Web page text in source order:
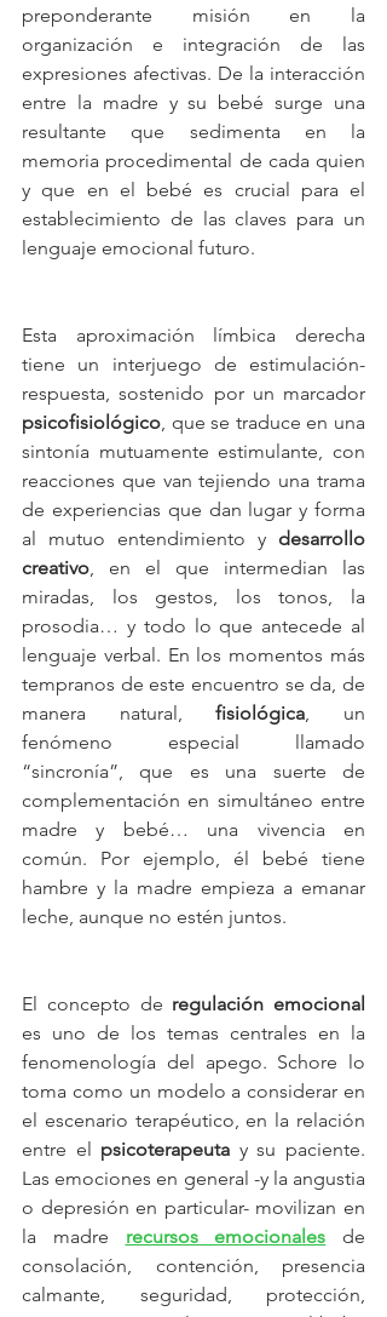
preponderante misión en la
organización e integración de las
expresiones afectivas. De la interacción
entre la madre y su bebé surge una
resultante que sedimenta en la
memoria procedimental de cada quien
y que en el bebé es crucial para el
establecimiento de las claves para un
lenguaje emocional futuro.
Esta aproximación límbica derecha
tiene un interjuego de estimulación-
psicofisiológico, que se traduce en una
sintonía mutuamente estimulante, con
reacciones que van tejiendo una trama
de experiencias que dan lugar y forma
al mutuo entendimiento y desarrollo
creativo, en el que intermedian las
miradas, los gestos, los tonos, la
prosodia… y todo lo que antecede al
lenguaje verbal. En los momentos más
tempranos de este encuentro se da, de
manera natural, fisiológica, un
fenómeno especial llamado
“sincronía”, que es una suerte de
complementación en simultáneo entre
madre y bebé… una vivencia en
común. Por ejemplo, él bebé tiene
hambre y la madre empieza a emanar
leche, aunque no estén juntos.
El concepto de regulación emocional
es uno de los temas centrales en la
fenomenología del apego. Schore lo
toma como un modelo a considerar en
el escenario terapéutico, en la relación
entre el psicoterapeuta y su paciente.
Las emociones en general -y la angustia
o depresión en particular- movilizan en
la madre recursos emocionales de
consolación, contención, presencia
calmante, seguridad, protección,